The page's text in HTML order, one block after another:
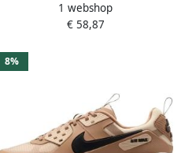
winterschoenen OA LTR (PS)
1 webshop
€ 58,87
8%